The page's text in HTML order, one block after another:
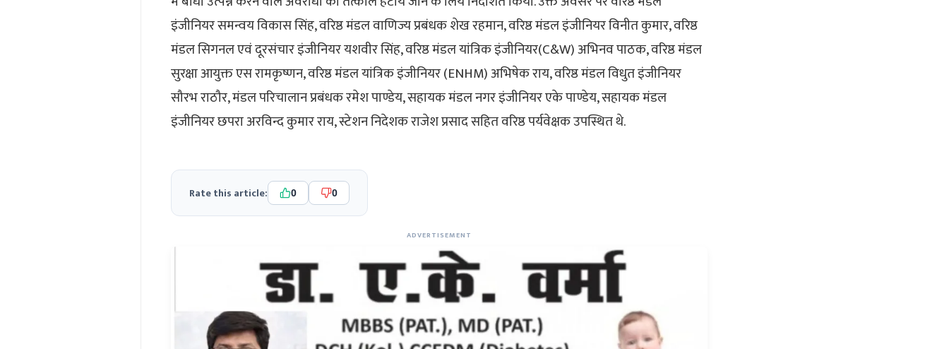
इंजीनियर समन्वय विकास सिंह, वरिष्ठ मंडल वाणिज्य प्रबंधक शेख रहमान, वरिष्ठ मंडल इंजीनियर विनीत कुमार, वरिष्ठ
मंडल सिगनल एवं दूरसंचार इंजीनियर यशवीर सिंह, वरिष्ठ मंडल यांत्रिक इंजीनियर(C&W) अभिनव पाठक, वरिष्ठ मंडल
सुरक्षा आयुक्त एस रामकृष्णन, वरिष्ठ मंडल यांत्रिक इंजीनियर (ENHM) अभिषेक राय, वरिष्ठ मंडल विधुत इंजीनियर
सौरभ राठौर, मंडल परिचालान प्रबंधक रमेश पाण्डेय, सहायक मंडल नगर इंजीनियर एके पाण्डेय, सहायक मंडल
इंजीनियर छपरा अरविन्द कुमार राय, स्टेशन निदेशक राजेश प्रसाद सहित वरिष्ठ पर्यवेक्षक उपस्थित थे.
Rate this article: 0 0
ADVERTISEMENT